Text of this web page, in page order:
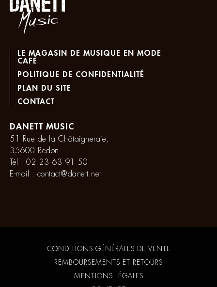
LE MAGASIN DE MUSIQUE EN MODE
CAFÉ
POLITIQUE DE CONFIDENTIALITÉ
PLAN DU SITE
CONTACT
DANETT MUSIC
51 Rue de la Châtaigneraie,
35600 Redon
Tél : 02 23 63 91 50
E-mail : contact@danett.net
CONDITIONS GÉNÉRALES DE VENTE
REMBOURSEMENTS ET RETOURS
MENTIONS LÉGALES